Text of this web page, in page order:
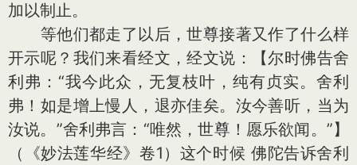
加以制止。
等他们都走了以后，世尊接著又作了什么样
开示呢？我们来看经文，经文说：【尔时佛告舍
利弗：“我今此众，无复枝叶，纯有贞实。舍利
弗！如是增上慢人，退亦佳矣。汝今善听，当为
汝说。”舍利弗言：“唯然，世尊！愿乐欲闻。”】
（《妙法莲华经》卷1）这个时候 佛陀告诉舍利